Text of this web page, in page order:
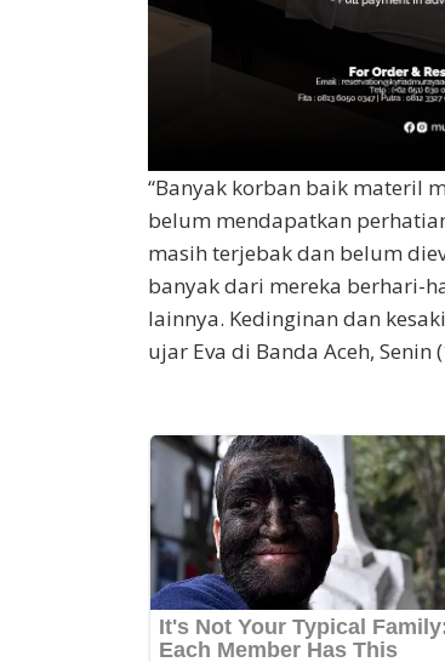
“Banyak korban baik materil
belum mendapatkan
masih terjebak dan belum
banyak dari mereka berhari-
lainnya. Kedinginan dan
ujar Eva di Banda Aceh, Senin